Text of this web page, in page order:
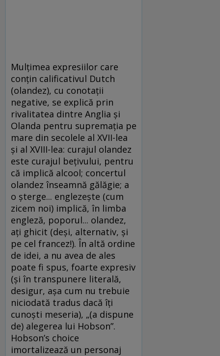
Mulțimea expresiilor care
conțin calificativul Dutch
(olandez), cu conotații
negative, se explică prin
rivalitatea dintre Anglia și
Olanda pentru supremația pe
mare din secolele al XVII-lea
și al XVIII-lea: curajul olandez
este curajul bețivului, pentru
că implică alcool; concertul
olandez înseamnă gălăgie; a
o șterge... englezește (cum
zicem noi) implică, în limba
engleză, poporul... olandez,
ați ghicit (deși, alternativ, și
pe cel francez!). În altă ordine
de idei, a nu avea de ales
poate fi spus, foarte expresiv
(și în transpunere literală,
desigur, așa cum nu trebuie
niciodată tradus dacă îți
cunoști meseria), „(a dispune
de) alegerea lui Hobson”.
Hobson’s choice
imortalizează un personaj